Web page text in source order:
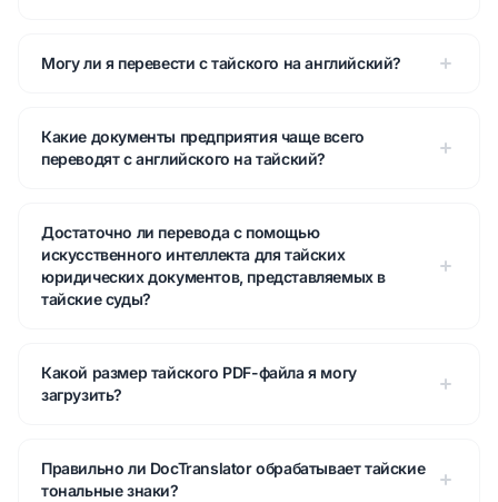
Могу ли я перевести с тайского на английский?
Какие документы предприятия чаще всего
переводят с английского на тайский?
Достаточно ли перевода с помощью
искусственного интеллекта для тайских
юридических документов, представляемых в
тайские суды?
Какой размер тайского PDF-файла я могу
загрузить?
Правильно ли DocTranslator обрабатывает тайские
тональные знаки?